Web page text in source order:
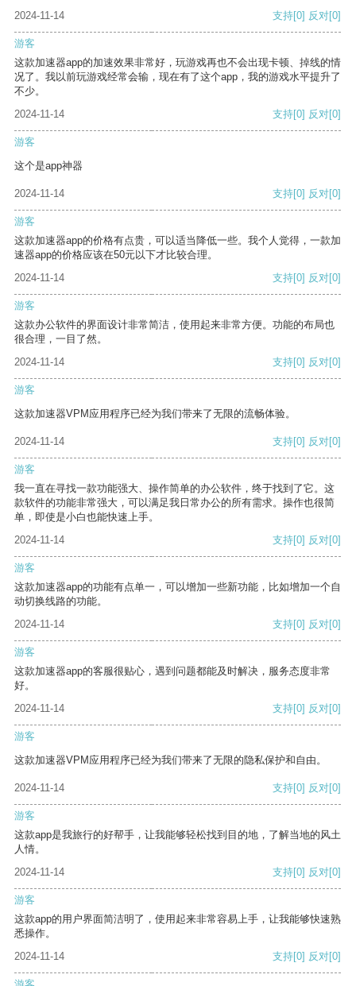
2024-11-14
支持[0] 反对[0]
游客
这款加速器app的加速效果非常好，玩游戏再也不会出现卡顿、掉线的情
况了。我以前玩游戏经常会输，现在有了这个app，我的游戏水平提升了
不少。
2024-11-14
支持[0] 反对[0]
游客
这个是app神器
2024-11-14 支持[0] 反对[0]
游客
这款加速器app的价格有点贵，可以适当降低一些。我个人觉得，一款加
速器app的价格应该在50元以下才比较合理。
2024-11-14
支持[0] 反对[0]
游客
这款办公软件的界面设计非常简洁，使用起来非常方便。功能的布局也
很合理，一目了然。
2024-11-14
支持[0] 反对[0]
游客
这款加速器VPM应用程序已经为我们带来了无限的流畅体验。
2024-11-14 支持[0] 反对[0]
游客
我一直在寻找一款功能强大、操作简单的办公软件，终于找到了它。这
款软件的功能非常强大，可以满足我日常办公的所有需求。操作也很简
单，即使是小白也能快速上手。
2024-11-14
支持[0] 反对[0]
游客
这款加速器app的功能有点单一，可以增加一些新功能，比如增加一个自
动切换线路的功能。
2024-11-14
支持[0] 反对[0]
游客
这款加速器app的客服很贴心，遇到问题都能及时解决，服务态度非常
好。
2024-11-14
支持[0] 反对[0]
游客
这款加速器VPM应用程序已经为我们带来了无限的隐私保护和自由。
2024-11-14 支持[0] 反对[0]
游客
这款app是我旅行的好帮手，让我能够轻松找到目的地，了解当地的风土
人情。
2024-11-14
支持[0] 反对[0]
游客
这款app的用户界面简洁明了，使用起来非常容易上手，让我能够快速熟
悉操作。
2024-11-14
支持[0] 反对[0]